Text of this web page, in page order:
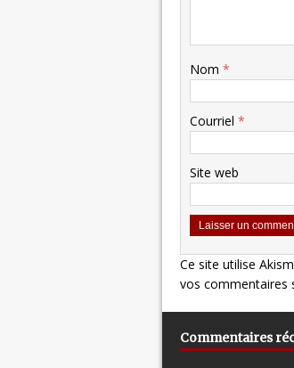
Nom *
Courriel *
Site web
Ce site utilise
vos commentaires
Commentaires